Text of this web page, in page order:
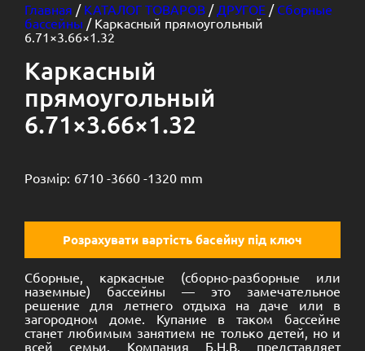
Главная / КАТАЛОГ ТОВАРОВ / ДРУГОЕ / Сборные
бассейны / Каркасный прямоугольный
6.71×3.66×1.32
Каркасный
прямоугольный
6.71×3.66×1.32
Розмір: 6710 -3660 -1320 mm
Розрахувати вартість басейну під ключ
Сборные, каркасные (сборно-разборные или
наземные) бассейны — это замечательное
решение для летнего отдыха на даче или в
загородном доме. Купание в таком бассейне
станет любимым занятием не только детей, но и
всей семьи. Компания Б.Н.В. представляет